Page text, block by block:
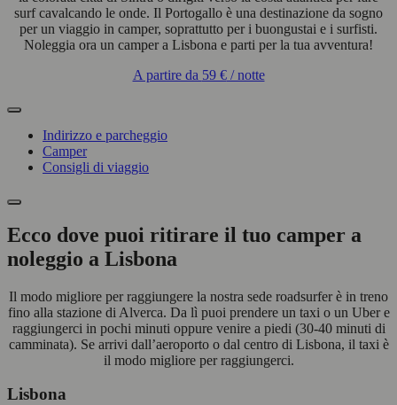
surf cavalcando le onde. Il Portogallo è una destinazione da sogno
per un viaggio in camper, soprattutto per i buongustai e i surfisti.
Noleggia ora un camper a Lisbona e parti per la tua avventura!
A partire da 59 €/ notte
Indirizzo e parcheggio
Camper
Consigli di viaggio
Ecco dove puoi ritirare il tuo camper a
noleggio a Lisbona
Il modo migliore per raggiungere la nostra sede roadsurfer è in treno
fino alla stazione di Alverca. Da lì puoi prendere un taxi o un Uber e
raggiungerci in pochi minuti oppure venire a piedi (30-40 minuti di
camminata). Se arrivi dall’aeroporto o dal centro di Lisbona, il taxi è
il modo migliore per raggiungerci.
Lisbona